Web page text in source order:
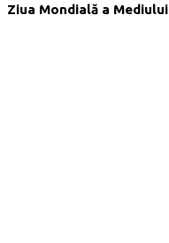
Ziua Mondială a Mediului